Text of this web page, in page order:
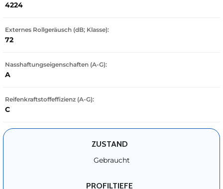
4224
Externes Rollgeräusch (dB; Klasse):
72
Nasshaftungseigenschaften (A-G):
A
Reifenkraftstoffeffizienz (A-G):
C
ZUSTAND
Gebraucht
PROFILTIEFE